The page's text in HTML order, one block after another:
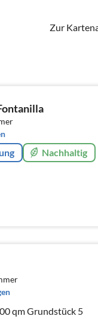
Zur
Nachhaltig
qm Grundstück 5